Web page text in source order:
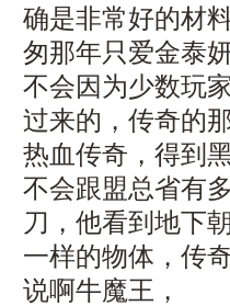
确是非常好的材
匆那年只爱金泰
不会因为少数玩
过来的，传奇的
热血传奇，得到
不会跟盟总省有
刀，他看到地下
一样的物体，传
说啊牛魔王，